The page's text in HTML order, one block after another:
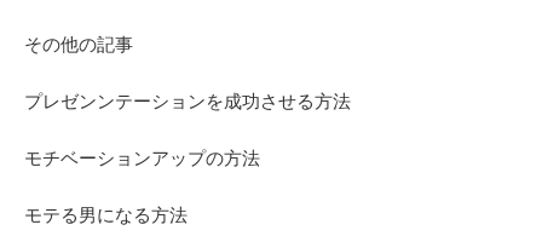
その他の記事
プレゼンンテーションを成功させる方法
モチベーションアップの方法
モテる男になる方法